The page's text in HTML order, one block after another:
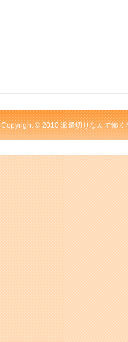
Copyright © 2010 派遣切りなんて怖